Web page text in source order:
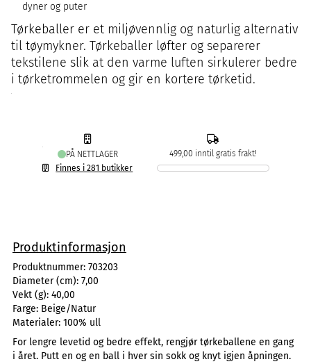
dyner og puter
Tørkeballer er et miljøvennlig og naturlig alternativ
til tøymykner. Tørkeballer løfter og separerer
tekstilene slik at den varme luften sirkulerer bedre
i tørketrommelen og gir en kortere tørketid.
PÅ NETTLAGER
Finnes i 281 butikker
499,00 inntil gratis frakt!
Produktinformasjon
Produktnummer: 703203
Diameter (cm): 7,00
Vekt (g): 40,00
Farge: Beige/Natur
Materialer: 100% ull
For lengre levetid og bedre effekt, rengjør tørkeballene en gang
i året. Putt en og en ball i hver sin sokk og knyt igjen åpningen.